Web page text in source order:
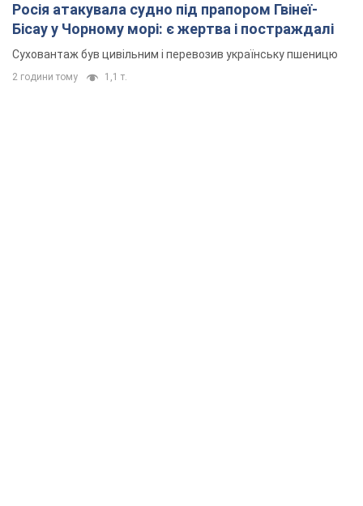
Росія атакувала судно під прапором Гвінеї-
Бісау у Чорному морі: є жертва і постраждалі
Суховантаж був цивільним і перевозив українську пшеницю
2 години тому 1,1 т.